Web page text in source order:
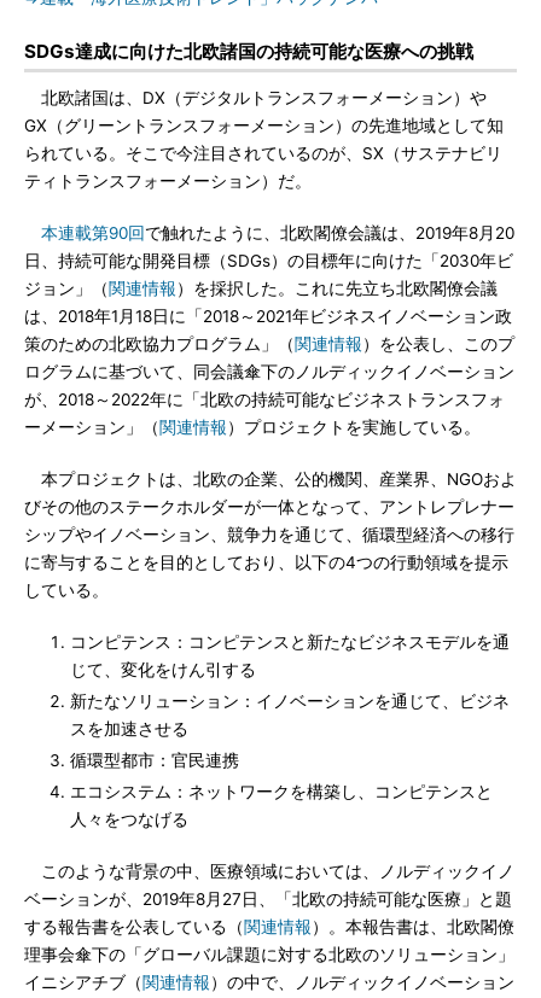
SDGs達成に向けた北欧諸国の持続可能な医療への挑戦
北欧諸国は、DX（デジタルトランスフォーメーション）や
GX（グリーントランスフォーメーション）の先進地域として知
られている。そこで今注目されているのが、SX（サステナビリ
ティトランスフォーメーション）だ。
本連載第90回で触れたように、北欧閣僚会議は、2019年8月20
日、持続可能な開発目標（SDGs）の目標年に向けた「2030年ビ
ジョン」（関連情報）を採択した。これに先立ち北欧閣僚会議
は、2018年1月18日に「2018～2021年ビジネスイノベーション政
策のための北欧協力プログラム」（関連情報）を公表し、このプ
ログラムに基づいて、同会議傘下のノルディックイノベーション
が、2018～2022年に「北欧の持続可能なビジネストランスフォ
ーメーション」（関連情報）プロジェクトを実施している。
本プロジェクトは、北欧の企業、公的機関、産業界、NGOおよ
びその他のステークホルダーが一体となって、アントレプレナー
シップやイノベーション、競争力を通じて、循環型経済への移行
に寄与することを目的としており、以下の4つの行動領域を提示
している。
コンピテンス：コンピテンスと新たなビジネスモデルを通
じて、変化をけん引する
新たなソリューション：イノベーションを通じて、ビジネ
スを加速させる
循環型都市：官民連携
エコシステム：ネットワークを構築し、コンピテンスと
人々をつなげる
このような背景の中、医療領域においては、ノルディックイノ
ベーションが、2019年8月27日、「北欧の持続可能な医療」と題
する報告書を公表している（関連情報）。本報告書は、北欧閣僚
理事会傘下の「グローバル課題に対する北欧のソリューション」
イニシアチブ（関連情報）の中で、ノルディックイノベーション